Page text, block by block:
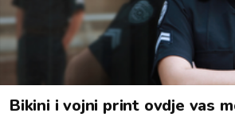
Bikini i vojni print ovdje vas